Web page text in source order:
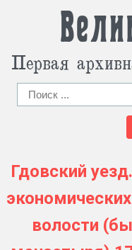
Первая
Гдовский
волости